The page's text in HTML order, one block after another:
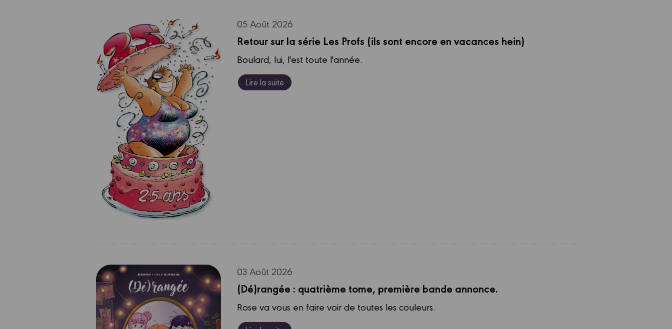
05 Août 2026
Retour sur la série Les Profs (ils sont encore en vacances hein)
Boulard, lui, l'est toute l'année.
Lire la suite
03 Août 2026
(Dé)rangée : quatrième tome, première bande annonce.
Rose va vous en faire voir de toutes les couleurs.